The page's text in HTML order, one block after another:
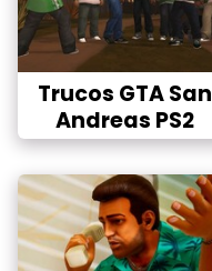
Trucos GTA San
Andreas PS2